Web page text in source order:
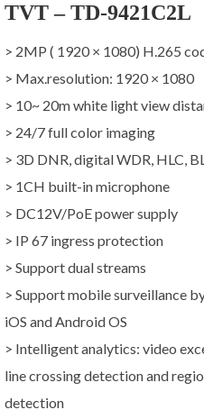
TVT – TD-9421C2L
> 2MP ( 1920 × 1080) H.265
> Max.resolution: 1920 × 1080
> 10~ 20m white light view
> 24/7 full color imaging
> 3D DNR, digital WDR, HLC,
> 1CH built-in microphone
> DC12V/PoE power supply
> IP 67 ingress protection
> Support dual streams
> Support mobile surveillance
iOS and Android OS
> Intelligent analytics: video
line crossing detection and
detection